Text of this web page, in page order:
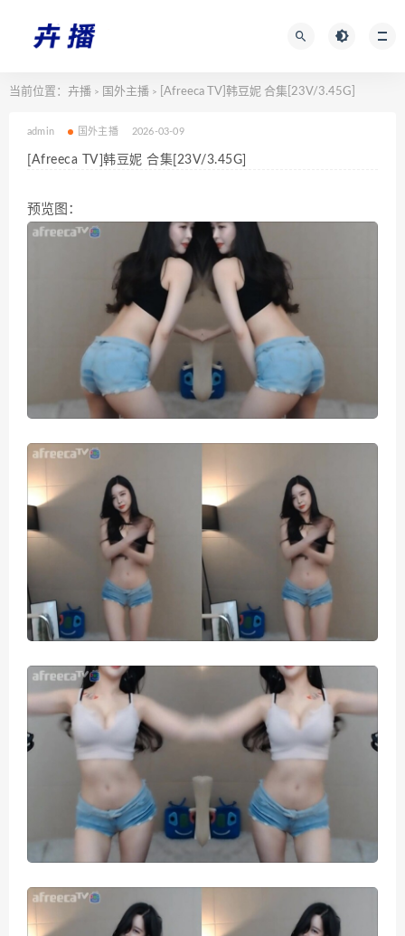
当前位置： 卉播 > 国外主播 > [Afreeca TV]韩豆妮 合集[23V/3.45G]
admin 国外主播 2026-03-09
[Afreeca TV]韩豆妮 合集[23V/3.45G]
预览图：